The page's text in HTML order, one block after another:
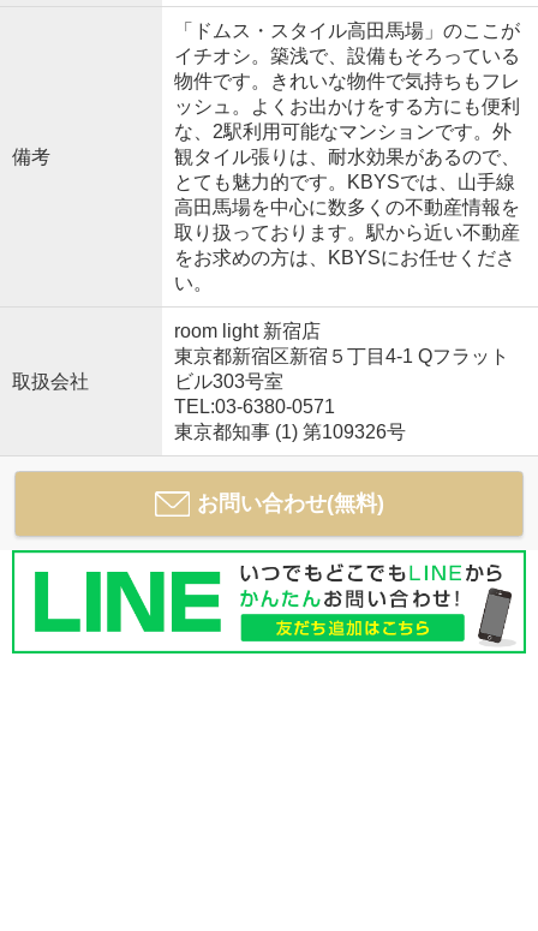
備考
「ドムス・スタイル高田馬場」のここが
イチオシ。築浅で、設備もそろっている
物件です。きれいな物件で気持ちもフレ
ッシュ。よくお出かけをする方にも便利
な、2駅利用可能なマンションです。外
観タイル張りは、耐水効果があるので、
とても魅力的です。KBYSでは、山手線
高田馬場を中心に数多くの不動産情報を
取り扱っております。駅から近い不動産
をお求めの方は、KBYSにお任せくださ
い。
取扱会社
room light 新宿店
東京都新宿区新宿５丁目4-1 Qフラット
ビル303号室
TEL:03-6380-0571
東京都知事 (1) 第109326号
お問い合わせ(無料)